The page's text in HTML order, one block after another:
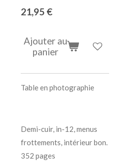
21,95 €
Ajouter au
panier
Table en photographie
Demi-cuir, in-12, menus
frottements, intérieur bon.
352 pages